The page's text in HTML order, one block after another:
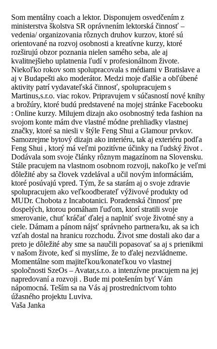
Som mentálny coach a lektor. Disponujem osvedčením z
ministerstva školstva SR oprávnením lektorská činnosť –
vedenia/ organizovania rôznych druhov kurzov, ktoré sú
orientované na rozvoj osobnosti a kreatívne kurzy, ktoré
rozširujú obzor poznania nielen samého seba, ale aj
kvalitnejšieho uplatnenia ľudí v profesionálnom živote.
Niekoľko rokov som spolupracovala s médiami v Bratislave a
aj v Budapešti ako moderátor. Medzi moje ďalšie a obľúbené
aktivity patrí vydavateľská činnosť, spolupracujem s
Martinus,s.r.o. viac rokov. Pripravujem v súčasností nové knihy
a brožúry, ktoré budú predstavené na mojej stránke Facebooku
: Online kurzy. Milujem dizajn ako osobnostný teda fashion na
svojom konte mám dve vlastné módne prehliadky vlastnej
značky, ktoré sa niesli v štýle Feng Shui a Glamour prvkov.
Samozrejme bytový dizajn ako interiéru, tak aj exteriéru podľa
Feng Shui , ktorý má veľmi pozitívne účinky na ľudský život .
Dodávala som svoje články rôznym magazínom na Slovensku.
Stále pracujem na vlastnom osobnom rozvoji, nakoľko je veľmi
dôležité aby sa človek vzdelával a učil novým informáciám,
ktoré posúvajú vpred. Tým, že sa starám aj o svoje zdravie
spolupracujem ako veľkoodberateľ výživové produkty od
MUDr. Chobota z Incabotanici. Poradenská činnosť pre
dospelých, ktorou pomáham ľuďom, ktorí stratili svoje
smerovanie, chuť kráčať ďalej a naplniť svoje životné sny a
ciele. Dámam a pánom nájsť správneho partnera/ku, ak sa ich
vzťah dostal na hranicu rozchodu. Život sme dostali ako dar a
preto je dôležité aby sme sa naučili popasovať sa aj s prienikmi
v našom živote, keď si myslíme, že to ďalej nezvládneme.
Momentálne som majiteľkou/konateľkou vo vlastnej
spoločnosti SzeOs – Avatar,s.r.o. a intenzívne pracujem na jej
napredovaní a rozvoji . Bude mi potešením byť Vám
nápomocná. Teším sa na Vás aj prostredníctvom tohto
úžasného projektu Luviva.
Vaša Janka